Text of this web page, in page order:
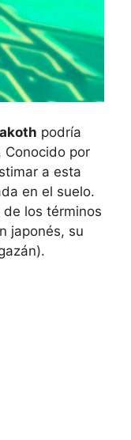
podría
Conocido por
a esta
en el suelo.
los términos
japonés, su